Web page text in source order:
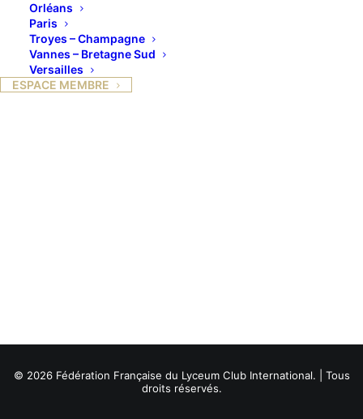
Orléans
Paris
Troyes – Champagne
Vannes – Bretagne Sud
Versailles
ESPACE MEMBRE
© 2026 Fédération Française du Lyceum Club International. | Tous
droits réservés.